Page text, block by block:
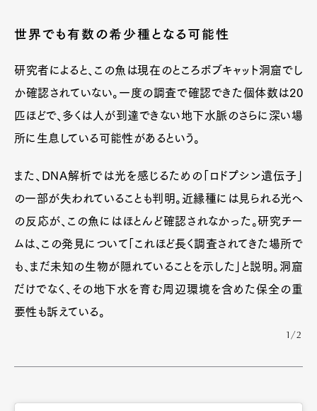
世界でも有数の希少種となる可能性
研究者によると、この魚は現在のところボブキャット洞窟でし
か確認されていない。一度の調査で確認できた個体数は20
匹ほどで、多くは人が到達できない地下水脈のさらに深い場
所に生息している可能性があるという。
また、DNA解析では光を感じるための「ロドプシン遺伝子」
の一部が失われていることも判明。近縁種には見られる光へ
の反応が、この魚にはほとんど確認されなかった。研究チー
ムは、この発見について「これほど長く調査されてきた場所で
も、まだ未知の生物が隠れていることを示した」と説明。洞窟
だけでなく、その地下水を育む周辺環境を含めた保全の重
要性も訴えている。
1/2